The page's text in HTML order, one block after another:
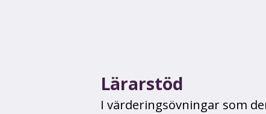
Lärarstöd
I värderingsövningar som